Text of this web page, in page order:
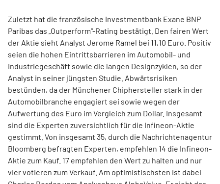
Zuletzt hat die französische Investmentbank Exane BNP
Paribas das „Outperform“-Rating bestätigt. Den fairen Wert
der Aktie sieht Analyst Jerome Ramel bei 11,10 Euro. Positiv
seien die hohen Eintrittsbarrieren im Automobil- und
Industriegeschäft sowie die langen Designzyklen, so der
Analyst in seiner jüngsten Studie. Abwärtsrisiken
bestünden, da der Münchener Chiphersteller stark in der
Automobilbranche engagiert sei sowie wegen der
Aufwertung des Euro im Vergleich zum Dollar. Insgesamt
sind die Experten zuversichtlich für die Infineon-Aktie
gestimmt. Von insgesamt 35, durch die Nachrichtenagentur
Bloomberg befragten Experten, empfehlen 14 die Infineon-
Aktie zum Kauf. 17 empfehlen den Wert zu halten und nur
vier votieren zum Verkauf. Am optimistischsten ist dabei